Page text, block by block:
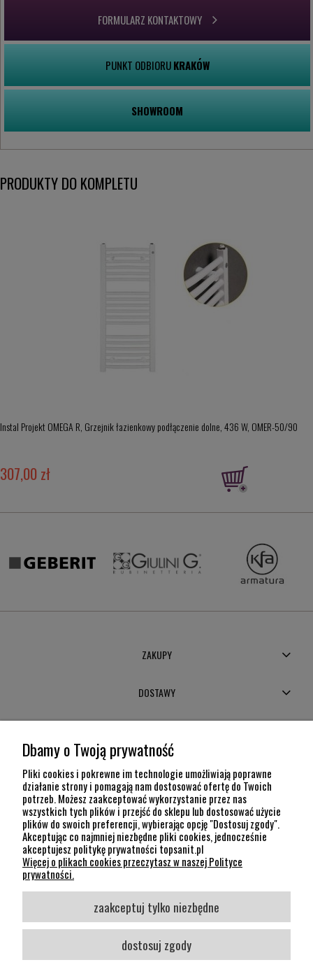
FORMULARZ KONTAKTOWY
PUNKT ODBIORUKRAKÓW
SHOWROOM
PRODUKTY DO KOMPLETU
Instal Projekt OMEGA R, Grzejnik łazienkowy podłączenie dolne, 436 W, OMER-50/90
307,00 zł
ZAKUPY
DOSTAWY
POMOC
INFORMACJE
KONTAKT
12 307 26 20
Kraków, 30-704 Na Dołach 8
SOCIAL MEDIA
Śledź nas
Dbamy o Twoją prywatność
Pliki cookies i pokrewne im technologie umożliwiają poprawne
działanie strony i pomagają nam dostosować ofertę do Twoich
potrzeb. Możesz zaakceptować wykorzystanie przez nas
wszystkich tych plików i przejść do sklepu lub dostosować użycie
plików do swoich preferencji, wybierając opcję "Dostosuj zgody".
Akceptując co najmniej niezbędne pliki cookies, jednocześnie
akceptujesz politykę prywatności topsanit.pl
Więcej o plikach cookies przeczytasz w naszej Polityce
prywatności.
zaakceptuj tylko niezbędne
dostosuj zgody